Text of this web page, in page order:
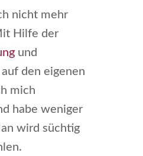
nicht mehr
Hilfe der
und
den eigenen
mich
habe weniger
wird süchtig